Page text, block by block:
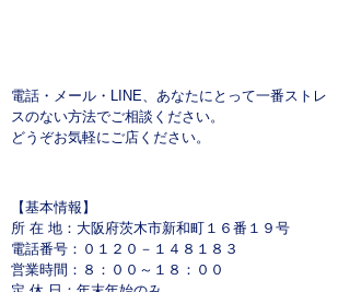
電話・メール・LINE、あなたにとって一番ストレ
スのない方法でご相談ください。
どうぞお気軽にご店ください。
【基本情報】
所 在 地：大阪府茨木市新和町１６番１９号
電話番号：０１２０－１４８１８３
営業時間：８：００～１８：００